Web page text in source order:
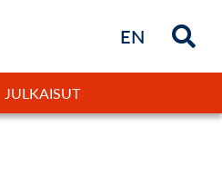
EN Briefly
JULKAISUT